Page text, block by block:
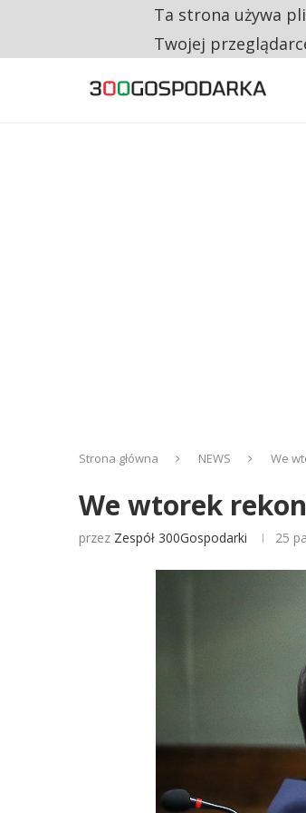
CO TRZECIĄ ZŁOTÓWKĘ
Strona główna NEWS We
We wtorek
przez Zespół 300Gospodarki 25
Ta strona używa
Twojej